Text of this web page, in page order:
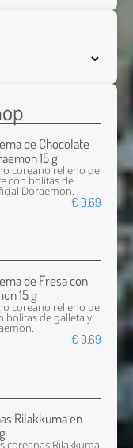
de Chocolate
15 g
coreano relleno de
con bolitas de
Doraemon.
€ 0,69
de Fresa con
15 g
coreano relleno de
bolitas de galleta y
€ 0,69
Rilakkuma en
coreanas Rilakkuma